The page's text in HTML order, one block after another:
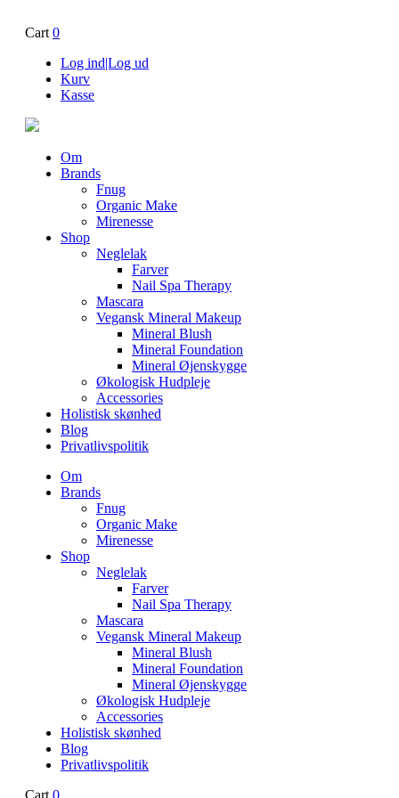
Cart 0
Log ind|Log ud
Kurv
Kasse
Om
Brands
Fnug
Organic Make
Mirenesse
Shop
Neglelak
Farver
Nail Spa Therapy
Mascara
Vegansk Mineral Makeup
Mineral Blush
Mineral Foundation
Mineral Øjenskygge
Økologisk Hudpleje
Accessories
Holistisk skønhed
Blog
Privatlivspolitik
Om
Brands
Fnug
Organic Make
Mirenesse
Shop
Neglelak
Farver
Nail Spa Therapy
Mascara
Vegansk Mineral Makeup
Mineral Blush
Mineral Foundation
Mineral Øjenskygge
Økologisk Hudpleje
Accessories
Holistisk skønhed
Blog
Privatlivspolitik
Cart 0